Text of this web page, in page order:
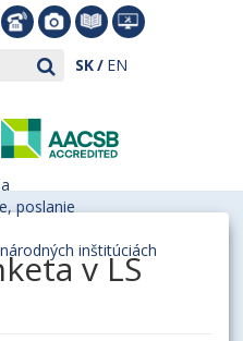
SK EN
poslanie
inštitúciách
v LS